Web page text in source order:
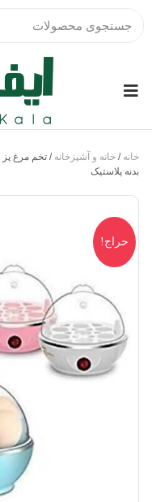
خانه / خانه و آشپزخانه
بدنه پلاستیک
حراج!